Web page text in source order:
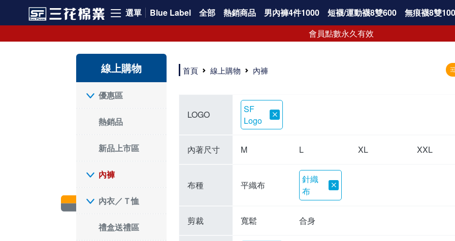
選單 Blue Label 全部 熱銷商品 男內褲4件1000 短襪/運動襪8雙600 無痕襪8雙
會員點數永久有效
線上購物
優惠區
熱銷品
新品上市區
內褲
內衣／Ｔ恤
禮盒送禮區
選擇內褲、平口褲、純棉內褲首重品質。舒適、透氣的內褲、平口褲、純棉內褲能影響健康，須謹慎挑選。三花內褲透氣不悶，值得信賴！
三花內褲、平口褲、純棉內褲50年來持續升級，符合人體工學設計，柔軟無勒痕的鬆緊帶。三花內褲是肌膚好友，口碑熱銷！
選擇內褲首重品質。三花內褲50年來不斷升級，證明其卓越品質。符合人體工學剪裁，柔軟無痕鬆緊帶，是必買首選。兼具品質與外型，與肌膚零感接觸，穿著舒適，看來有質感。三花內褲設計獨特，質料優良，專業剪裁，呵護肌膚。新鮮高品質棉材製成，多款選擇，耐洗耐穿，三花內褲絕對首選。
"內褲購買及使用經驗網友來信分享 近年來，我經常在大型連鎖賣場如佳瑪、美華泰等地看到三花內褲的展示。最近一兩年，甚至百貨公司及街頭店鋪都開始大量出現三花專櫃或專賣店。我猜測，這應該是三花在營運策略上的調整，才使得這些改變成為現實。 本來，三花內褲一直是消費者選購內褲時的熱門選項之一。內褲櫃點的增多使我更加注意到這個品牌，因此我在選購內褲時，特意多研究了一下三花內褲的設計。 先從內褲外層包裝談起，有些內褲有PP袋包裝，有些則沒有。雖然這是一件小事，但我發現朋友們中有人會介意內褲包裝沒有PP袋。他們認為沒有PP袋會使包裝不夠精美。對我來說，有PP袋確實能提升包裝的精緻度，但內褲不裝PP袋其實也算是環保。所以，這就看每個人對內褲包裝的需求和感受了。 每次購買內褲時，我都會特別帶一件五片式剪裁的內褲。三花的平口內褲被稱為全國第一件五片式剪裁內褲，這話應該不是隨便說說的，畢竟三花是一個擁有超過50年歷史的老品牌，專注於研發和改良內褲。當初，我覺得這種設計有些花俏，只是圖個新鮮買來試試，結果發現內褲多一片真的有其優勢，尤其是減少了內褲卡屁的次數。雖然這個狀況不可能完全消失，但大大增加了穿著的舒適度。 三花內褲的價格也在我能接受的範圍內，因此它逐漸成為我的心頭好。此外，內褲選購時的另一個重要因素是鬆緊帶。看內褲是否舊了，第一眼通常看鬆緊帶。故意或不小心露出內褲褲頭的時候，印象分數也是由鬆緊帶決定的。 很多內褲品牌強調鬆緊帶的造型及花樣，這類內褲非常適合一些特殊場合，如單身聯誼或約會時穿著，能夠加分不少。日常使用的內褲則建議選擇鬆緊帶不易鬆垮的，花樣其次。三花特別強調內褲鬆緊帶的耐洗度，而其他品牌鮮少提及這一點。 分場合選擇內褲是我的習慣。特殊場合內褲要講究一點，但平日則需要選擇鬆緊帶有保障的內褲。畢竟，內褲是每天陪伴我們超過12個小時的衣物，找到適合自己且耐洗耐穿高CP值的內褲才是最明智的選擇。 內褲畢竟是消耗品，定期更換非常重要。如果內褲沾染到髒污或處於潮濕的環境，就不應該撐太久。這是因為內褲長期接觸身體的重要部位，所以選擇和保養都要謹慎。 以上是我個人的內褲使用分享，並非業配，不代表任何人的立場。內褲還是要以自身體驗最為準確。希望大家都能找到適合自己的內褲，並多多支持台灣品牌。"
首頁 線上購物 內褲
LOGO
SF
Logo
內著尺寸 M L XL XXL
布種 平織布
針織
布
剪裁 寬鬆 合身